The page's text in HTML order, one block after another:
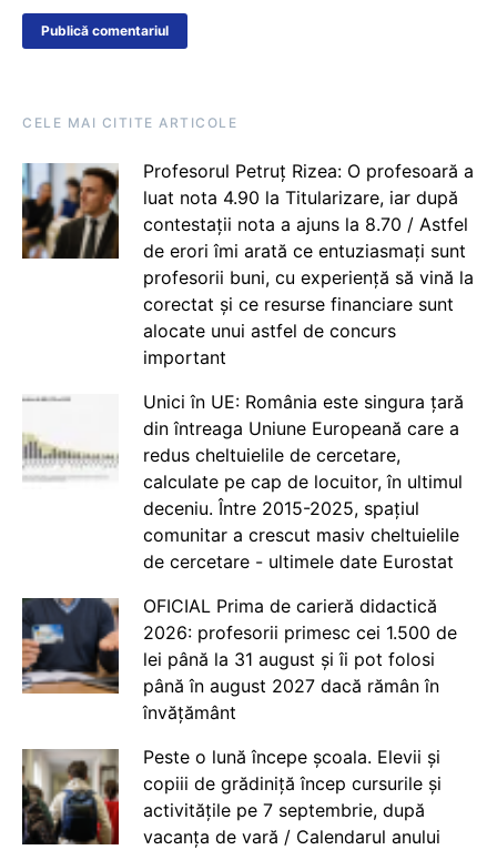
CELE MAI CITITE ARTICOLE
Profesorul Petruț Rizea: O profesoară a
luat nota 4.90 la Titularizare, iar după
contestații nota a ajuns la 8.70 / Astfel
de erori îmi arată ce entuziasmați sunt
profesorii buni, cu experiență să vină la
corectat și ce resurse financiare sunt
alocate unui astfel de concurs
important
Unici în UE: România este singura țară
din întreaga Uniune Europeană care a
redus cheltuielile de cercetare,
calculate pe cap de locuitor, în ultimul
deceniu. Între 2015-2025, spațiul
comunitar a crescut masiv cheltuielile
de cercetare - ultimele date Eurostat
OFICIAL Prima de carieră didactică
2026: profesorii primesc cei 1.500 de
lei până la 31 august și îi pot folosi
până în august 2027 dacă rămân în
învățământ
Peste o lună începe școala. Elevii și
copiii de grădiniță încep cursurile și
activitățile pe 7 septembrie, după
vacanța de vară / Calendarul anului